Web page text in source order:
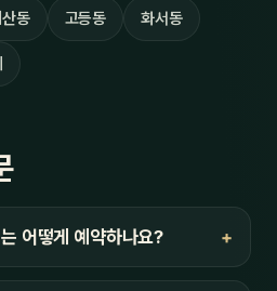
동 고등동 화서동
어떻게 예약하나요?